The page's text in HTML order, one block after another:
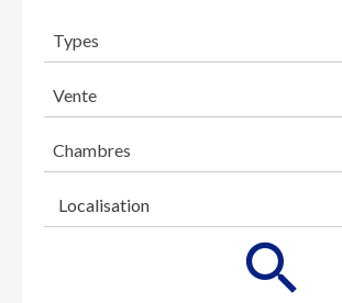
Types
Vente
Chambres
Localisation